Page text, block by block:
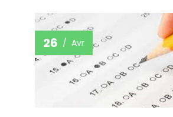
26 Avr